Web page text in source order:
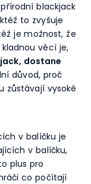
blackjack
to zvyšuje
je možnost, že
věcí je,
dostane
důvod, proč
zůstávají vysoké
v balíčku je
v balíčku,
plus pro
co počítají